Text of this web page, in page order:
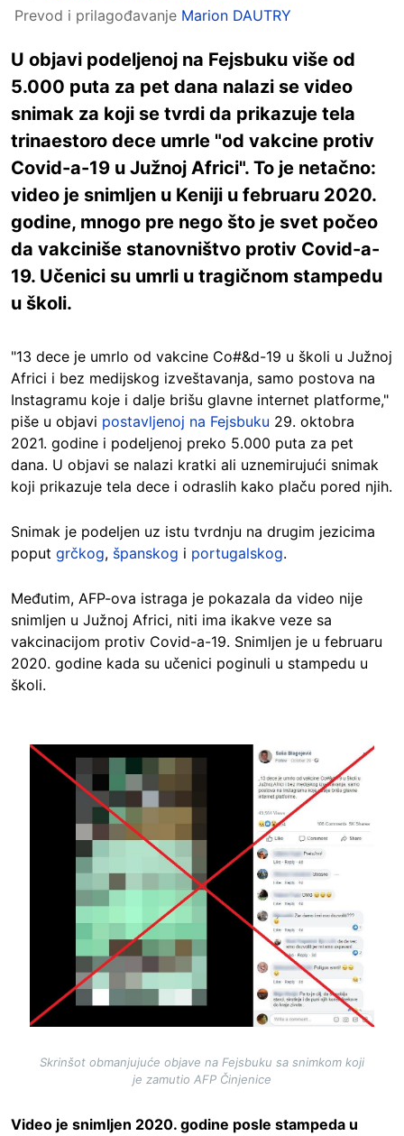
Prevod i prilagođavanje Marion DAUTRY
U objavi podeljenoj na Fejsbuku više od
5.000 puta za pet dana nalazi se video
snimak za koji se tvrdi da prikazuje tela
trinaestoro dece umrle "od vakcine protiv
Covid-a-19 u Južnoj Africi". To je netačno:
video je snimljen u Keniji u februaru 2020.
godine, mnogo pre nego što je svet počeo
da vakciniše stanovništvo protiv Covid-a-
19. Učenici su umrli u tragičnom stampedu
u školi.
"13 dece je umrlo od vakcine Co#&d-19 u školi u Južnoj
Africi i bez medijskog izveštavanja, samo postova na
Instagramu koje i dalje brišu glavne internet platforme,"
piše u objavi postavljenoj na Fejsbuku 29. oktobra
2021. godine i podeljenoj preko 5.000 puta za pet
dana. U objavi se nalazi kratki ali uznemirujući snimak
koji prikazuje tela dece i odraslih kako plaču pored njih.
Snimak je podeljen uz istu tvrdnju na drugim jezicima
poput grčkog, španskog i portugalskog.
Međutim, AFP-ova istraga je pokazala da video nije
snimljen u Južnoj Africi, niti ima ikakve veze sa
vakcinacijom protiv Covid-a-19. Snimljen je u februaru
2020. godine kada su učenici poginuli u stampedu u
školi.
Image
Skrinšot obmanjujuće objave na Fejsbuku sa snimkom koji
je zamutio AFP Činjenice
Video je snimljen 2020. godine posle stampeda u